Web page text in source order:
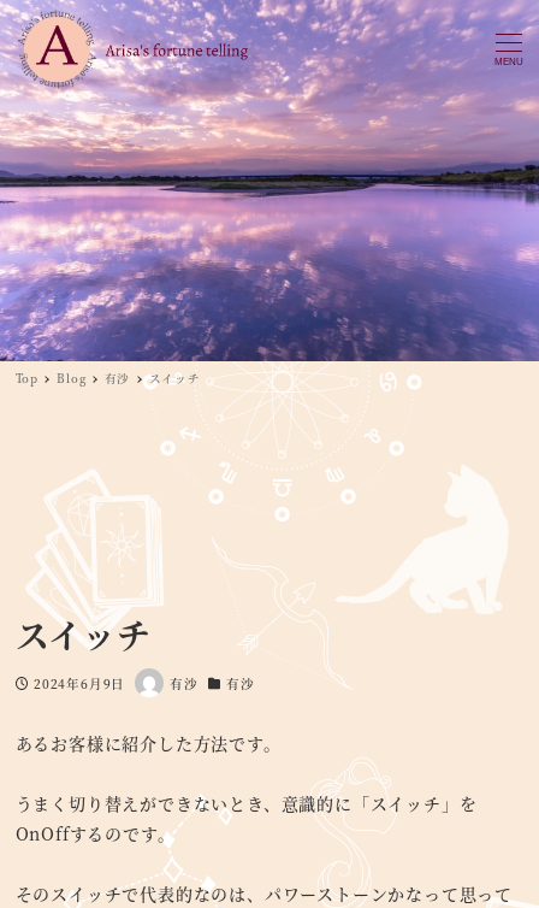
MENU
Top Blog 有沙 スイッチ
スイッチ
投稿日
2024年6月9日
著
有沙
カテゴリー
有沙
あるお客様に紹介した方法です。
うまく切り替えができないとき、意識的に「スイッチ」を
OnOffするのです。
そのスイッチで代表的なのは、パワーストーンかなって思って